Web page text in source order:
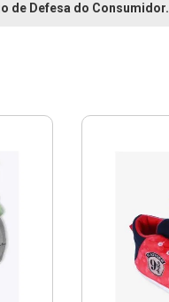
de Defesa do Consumidor.